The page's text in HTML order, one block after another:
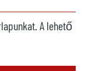
A lehető